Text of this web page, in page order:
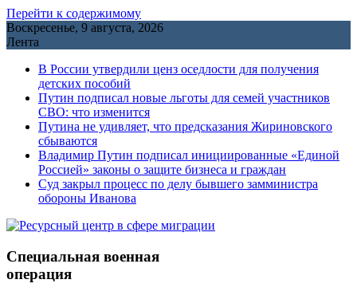
Перейти к содержимому
Воскресенье, 9 августа, 2026
Лента
В России утвердили ценз оседлости для получения
детских пособий
Путин подписал новые льготы для семей участников
СВО: что изменится
Путина не удивляет, что предсказания Жириновского
сбываются
Владимир Путин подписал инициированные «Единой
Россией» законы о защите бизнеса и граждан
Cуд закрыл процесс по делу бывшего замминистра
обороны Иванова
Специальная военная
операция